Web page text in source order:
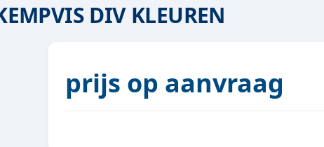
DIV KLEUREN
prijs op aanvraag